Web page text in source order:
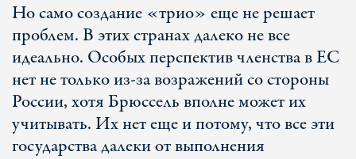
Но само создание «трио» еще не решает
проблем. В этих странах далеко не все
идеально. Особых перспектив членства в ЕС
нет не только из-за возражений со стороны
России, хотя Брюссель вполне может их
учитывать. Их нет еще и потому, что все эти
государства далеки от выполнения